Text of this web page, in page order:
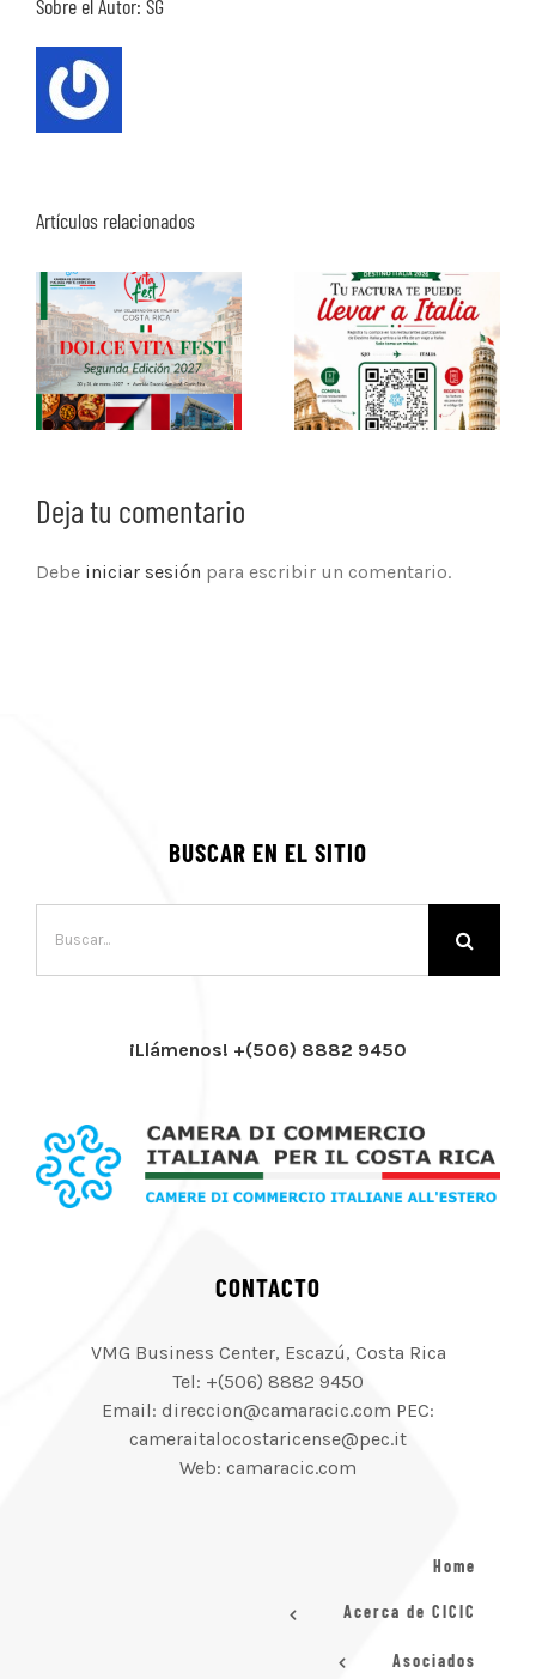
Sobre el Autor: SG
Artículos relacionados
Deja tu comentario
Debe iniciar sesión para escribir un comentario.
BUSCAR EN EL SITIO
¡Llámenos! +(506) 8882 9450
CONTACTO
VMG Business Center, Escazú, Costa Rica
Tel: +(506) 8882 9450
Email: direccion@camaracic.com PEC:
cameraitalocostaricense@pec.it
Web: camaracic.com
Home
Acerca de CICIC
Asociados